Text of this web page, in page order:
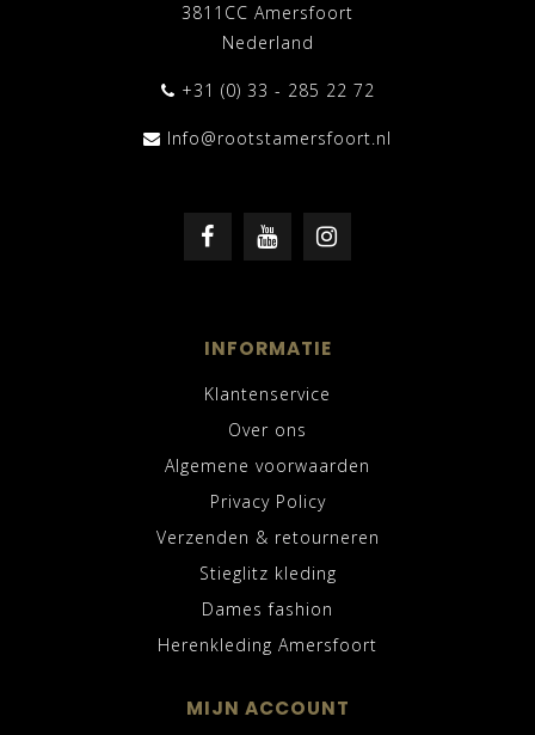
3811CC Amersfoort
Nederland
+31 (0) 33 - 285 22 72
Info@rootstamersfoort.nl
INFORMATIE
Klantenservice
Over ons
Algemene voorwaarden
Privacy Policy
Verzenden & retourneren
Stieglitz kleding
Dames fashion
Herenkleding Amersfoort
MIJN ACCOUNT